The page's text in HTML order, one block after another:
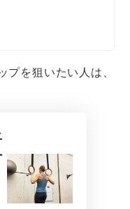
を狙いたい人は、